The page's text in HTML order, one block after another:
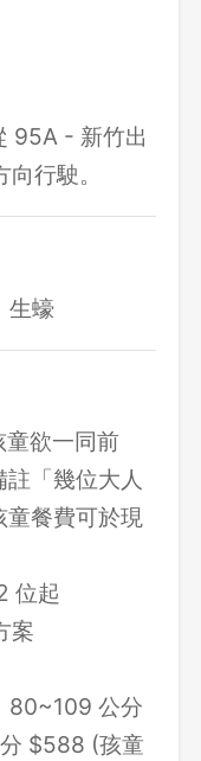
95A - 新竹出
行駛。
生蠔
童欲一同前
「幾位大人
童餐費可於現
位起
案
80~109 公分
$588 (孩童